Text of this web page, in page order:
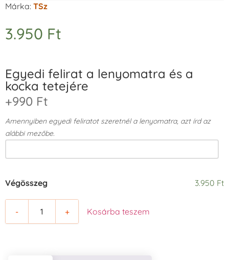
Márka: TSz
3.950 Ft
Egyedi felirat a lenyomatra és a
kocka tetejére
+990 Ft
Amennyiben egyedi feliratot szeretnél a lenyomatra, azt írd az
alábbi mezőbe.
Végösszeg 3.950 Ft
- + Kosárba teszem